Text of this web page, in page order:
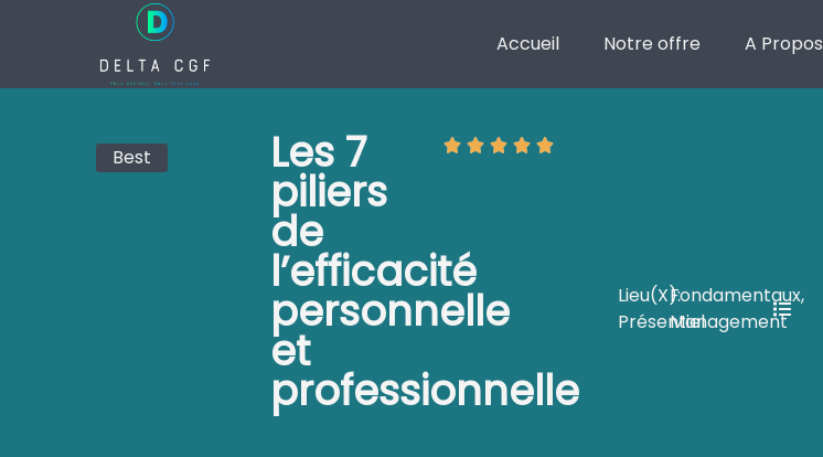
Accueil Notre offre A Propos
Les 7 piliers de l’efficacité personnelle et professionnelle
Public Objectifs
Best Les 7
piliers
de
l’efficacité
personnelle
et
professionnelle
Lieu(x):
Présentiel
Fondamentaux,
Management